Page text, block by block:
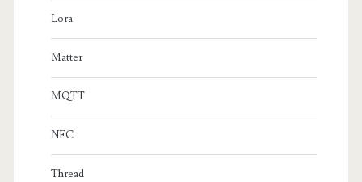
Lora
Matter
MQTT
NFC
Thread